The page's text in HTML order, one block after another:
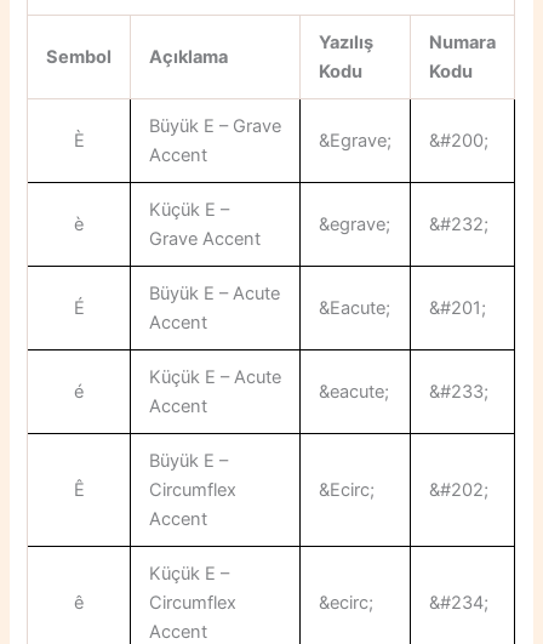
Sembol Açıklama
Yazılış
Kodu
Numara
Kodu
È
Büyük E – Grave
Accent
&Egrave; &#200;
è
Küçük E –
Grave Accent
&egrave; &#232;
É
Büyük E – Acute
Accent
&Eacute; &#201;
é
Küçük E – Acute
Accent
&eacute; &#233;
Ê
Büyük E –
Circumflex
Accent
&Ecirc; &#202;
ê
Küçük E –
Circumflex
Accent
&ecirc; &#234;